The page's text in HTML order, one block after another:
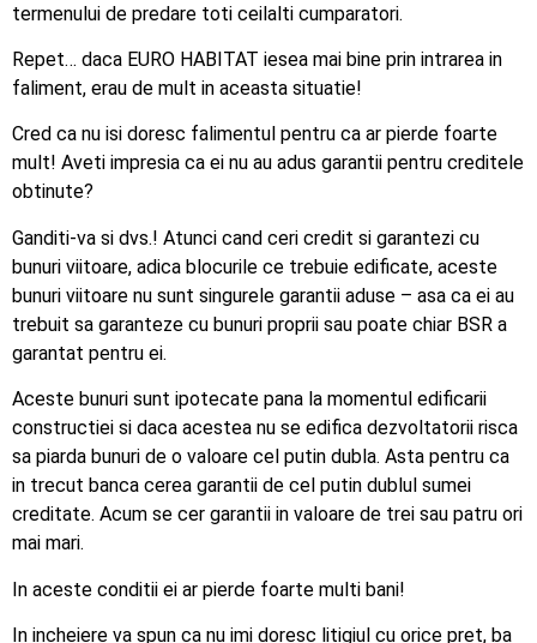
termenului de predare toti ceilalti cumparatori.
Repet… daca EURO HABITAT iesea mai bine prin intrarea in
faliment, erau de mult in aceasta situatie!
Cred ca nu isi doresc falimentul pentru ca ar pierde foarte
mult! Aveti impresia ca ei nu au adus garantii pentru creditele
obtinute?
Ganditi-va si dvs.! Atunci cand ceri credit si garantezi cu
bunuri viitoare, adica blocurile ce trebuie edificate, aceste
bunuri viitoare nu sunt singurele garantii aduse – asa ca ei au
trebuit sa garanteze cu bunuri proprii sau poate chiar BSR a
garantat pentru ei.
Aceste bunuri sunt ipotecate pana la momentul edificarii
constructiei si daca acestea nu se edifica dezvoltatorii risca
sa piarda bunuri de o valoare cel putin dubla. Asta pentru ca
in trecut banca cerea garantii de cel putin dublul sumei
creditate. Acum se cer garantii in valoare de trei sau patru ori
mai mari.
In aceste conditii ei ar pierde foarte multi bani!
In incheiere va spun ca nu imi doresc litigiul cu orice pret, ba